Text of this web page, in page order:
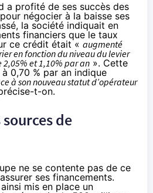
a profité de ses succès des
négocier à la baisse ses
la société indiquait en
financiers que le taux
ce crédit était « augmenté
en fonction du niveau du levier
et 1,10% par an ». Cette
0,70 % par an indique
à son nouveau statut d’opérateur
t-on.
de
ne se contente pas de ce
ses financements.
mis en place un